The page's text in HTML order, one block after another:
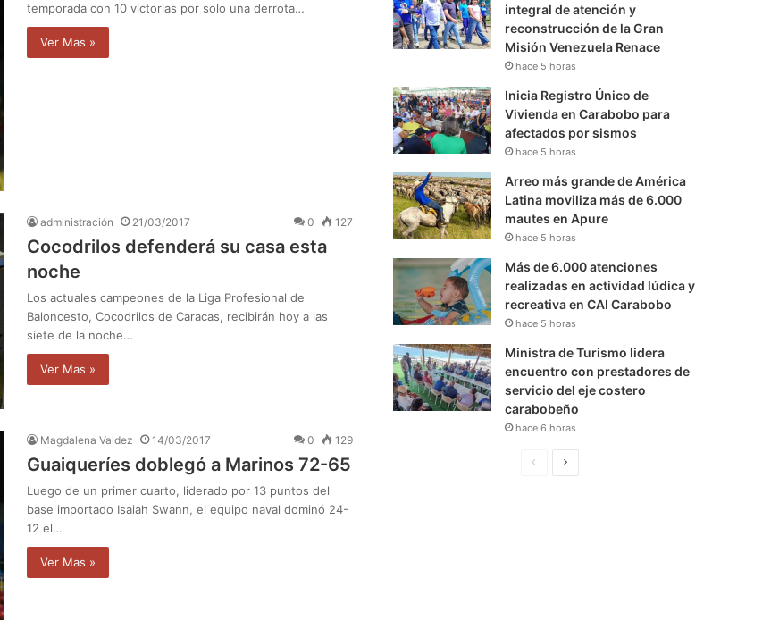
temporada con 10 victorias por solo una derrota…
Ver Mas »
administración 21/03/2017 0 127
Cocodrilos defenderá su casa esta
noche
Los actuales campeones de la Liga Profesional de
Baloncesto, Cocodrilos de Caracas, recibirán hoy a las
siete de la noche…
Ver Mas »
Magdalena Valdez 14/03/2017 0 129
Guaiqueríes doblegó a Marinos 72-65
Luego de un primer cuarto, liderado por 13 puntos del
base importado Isaiah Swann, el equipo naval dominó 24-
12 el…
Ver Mas »
integral de atención y
reconstrucción de la Gran
Misión Venezuela Renace
hace 5 horas
Inicia Registro Único de
Vivienda en Carabobo para
afectados por sismos
hace 5 horas
Arreo más grande de América
Latina moviliza más de 6.000
mautes en Apure
hace 5 horas
Más de 6.000 atenciones
realizadas en actividad lúdica y
recreativa en CAI Carabobo
hace 5 horas
Ministra de Turismo lidera
encuentro con prestadores de
servicio del eje costero
carabobeño
hace 6 horas
S